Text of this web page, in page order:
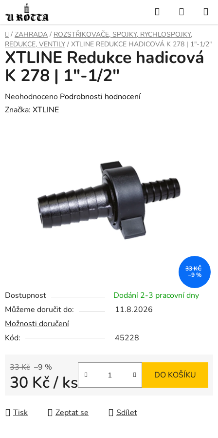
na
obsah
Hledat
KOŠÍK
DOMŮ
/ ZAHRADA / ROZSTŘIKOVAČE, SPOJKY, RYCHLOSPOJKY,
REDUKCE, VENTILY / XTLINE REDUKCE HADICOVÁ K 278 | 1"-1/2"
Dostupnost
Dodání 2-3 pracovní dny
Můžeme doručit do:
11.8.2026
Možnosti doručení
Kód:
45228
33 Kč –9 %
30 Kč/ ks DO KOŠÍKU
Tisk Zeptat se Sdílet
XTLINE Redukce hadicová
K 278 | 1"-1/2"
Průměrné
hodnocení
Neohodnoceno Podrobnosti hodnocení
Značka: XTLINE
33 KČ
–9 %